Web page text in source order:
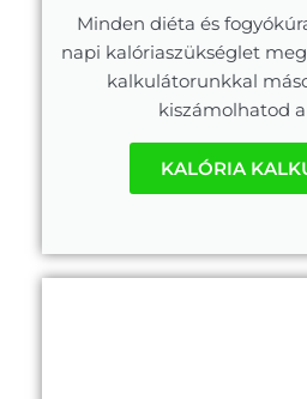
Minden diéta és
napi kalóriaszükséglet
kalkulátorunkkal
kiszámolhatod
KALÓRIA